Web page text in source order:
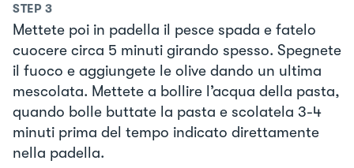
STEP 3
Mettete poi in padella il pesce spada e fatelo
cuocere circa 5 minuti girando spesso. Spegnete
il fuoco e aggiungete le olive dando un ultima
mescolata. Mettete a bollire l’acqua della pasta,
quando bolle buttate la pasta e scolatela 3-4
minuti prima del tempo indicato direttamente
nella padella.